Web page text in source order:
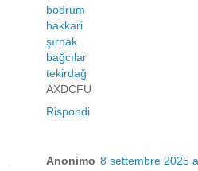
bodrum
hakkari
şırnak
bağcılar
tekirdağ
AXDCFU
Rispondi
Anonimo 8 settembre 2025